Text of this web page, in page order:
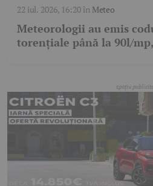
22 iul. 2026, 16:20în Meteo
Meteorologii au emis
torențiale până la 90l/